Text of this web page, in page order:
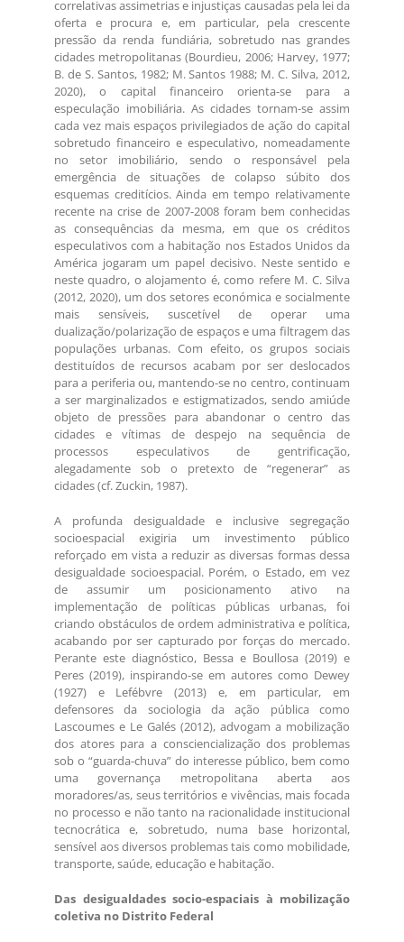
correlativas assimetrias e injustiças causadas pela lei da
oferta e procura e, em particular, pela crescente
pressão da renda fundiária, sobretudo nas grandes
cidades metropolitanas (Bourdieu, 2006; Harvey, 1977;
B. de S. Santos, 1982; M. Santos 1988; M. C. Silva, 2012,
2020), o capital financeiro orienta-se para a
especulação imobiliária. As cidades tornam-se assim
cada vez mais espaços privilegiados de ação do capital
sobretudo financeiro e especulativo, nomeadamente
no setor imobiliário, sendo o responsável pela
emergência de situações de colapso súbito dos
esquemas creditícios. Ainda em tempo relativamente
recente na crise de 2007-2008 foram bem conhecidas
as consequências da mesma, em que os créditos
especulativos com a habitação nos Estados Unidos da
América jogaram um papel decisivo. Neste sentido e
neste quadro, o alojamento é, como refere M. C. Silva
(2012, 2020), um dos setores económica e socialmente
mais sensíveis, suscetível de operar uma
dualização/polarização de espaços e uma filtragem das
populações urbanas. Com efeito, os grupos sociais
destituídos de recursos acabam por ser deslocados
para a periferia ou, mantendo-se no centro, continuam
a ser marginalizados e estigmatizados, sendo amiúde
objeto de pressões para abandonar o centro das
cidades e vítimas de despejo na sequência de
processos especulativos de gentrificação,
alegadamente sob o pretexto de “regenerar” as
cidades (cf. Zuckin, 1987).
A profunda desigualdade e inclusive segregação
socioespacial exigiria um investimento público
reforçado em vista a reduzir as diversas formas dessa
desigualdade socioespacial. Porém, o Estado, em vez
de assumir um posicionamento ativo na
implementação de políticas públicas urbanas, foi
criando obstáculos de ordem administrativa e política,
acabando por ser capturado por forças do mercado.
Perante este diagnóstico, Bessa e Boullosa (2019) e
Peres (2019), inspirando-se em autores como Dewey
(1927) e Lefébvre (2013) e, em particular, em
defensores da sociologia da ação pública como
Lascoumes e Le Galés (2012), advogam a mobilização
dos atores para a consciencialização dos problemas
sob o “guarda-chuva” do interesse público, bem como
uma governança metropolitana aberta aos
moradores/as, seus territórios e vivências, mais focada
no processo e não tanto na racionalidade institucional
tecnocrática e, sobretudo, numa base horizontal,
sensível aos diversos problemas tais como mobilidade,
transporte, saúde, educação e habitação.
Das desigualdades socio-espaciais à mobilização
coletiva no Distrito Federal